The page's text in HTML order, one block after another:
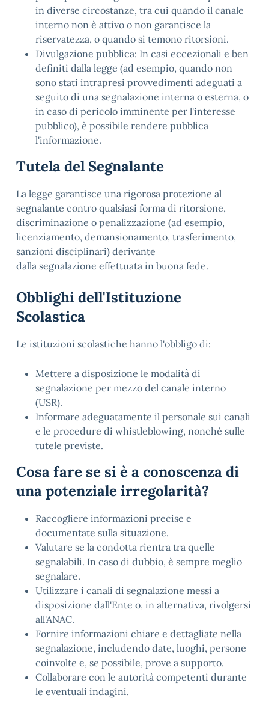
in diverse circostanze, tra cui quando il canale
interno non è attivo o non garantisce la
riservatezza, o quando si temono ritorsioni.
Divulgazione pubblica: In casi eccezionali e ben
definiti dalla legge (ad esempio, quando non
sono stati intrapresi provvedimenti adeguati a
seguito di una segnalazione interna o esterna, o
in caso di pericolo imminente per l'interesse
pubblico), è possibile rendere pubblica
l'informazione.
Tutela del Segnalante
La legge garantisce una rigorosa protezione al
segnalante contro qualsiasi forma di ritorsione,
discriminazione o penalizzazione (ad esempio,
licenziamento, demansionamento, trasferimento,
sanzioni disciplinari) derivante
dalla segnalazione effettuata in buona fede.
Obblighi dell'Istituzione
Scolastica
Le istituzioni scolastiche hanno l'obbligo di:
Mettere a disposizione le modalità di
segnalazione per mezzo del canale interno
(USR).
Informare adeguatamente il personale sui canali
e le procedure di whistleblowing, nonché sulle
tutele previste.
Cosa fare se si è a conoscenza di
una potenziale irregolarità?
Raccogliere informazioni precise e
documentate sulla situazione.
Valutare se la condotta rientra tra quelle
segnalabili. In caso di dubbio, è sempre meglio
segnalare.
Utilizzare i canali di segnalazione messi a
disposizione dall'Ente o, in alternativa, rivolgersi
all'ANAC.
Fornire informazioni chiare e dettagliate nella
segnalazione, includendo date, luoghi, persone
coinvolte e, se possibile, prove a supporto.
Collaborare con le autorità competenti durante
le eventuali indagini.